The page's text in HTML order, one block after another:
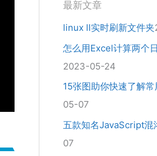
最新文章
linux ll实时刷新文件夹
怎么用Excel计算两个
2023-05-24
15张图助你快速了解
05-07
五款知名JavaScript混
07